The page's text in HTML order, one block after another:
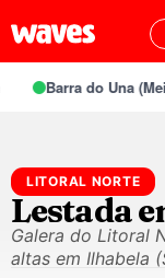
Barra do Una
LITORAL NORTE
Lestada
Galera do Litoral
altas em Ilhabela